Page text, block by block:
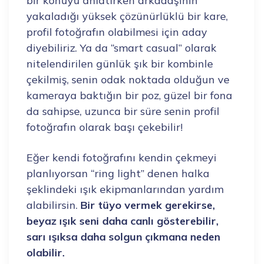
yakaladığı yüksek çözünürlüklü bir kare,
profil fotoğrafın olabilmesi için aday
diyebiliriz. Ya da “smart casual” olarak
nitelendirilen günlük şık bir kombinle
çekilmiş, senin odak noktada olduğun ve
kameraya baktığın bir poz, güzel bir fona
da sahipse, uzunca bir süre senin profil
fotoğrafın olarak başı çekebilir!
Eğer kendi fotoğrafını kendin çekmeyi
planlıyorsan “ring light” denen halka
şeklindeki ışık ekipmanlarından yardım
alabilirsin. Bir tüyo vermek gerekirse,
beyaz ışık seni daha canlı gösterebilir,
sarı ışıksa daha solgun çıkmana neden
olabilir.